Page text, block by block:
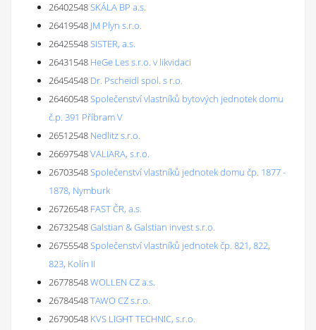
26402548SKÁLA BP a.s.
26419548 JM Plyn s.r.o.
26425548SISTER, a.s.
26431548 HeGe Les s.r.o. v likvidaci
26454548 Dr. Pscheidl spol. s r.o.
26460548Společenství vlastníků bytových jednotek domu
č.p. 391 Příbram V
26512548 Nedlitz s.r.o.
26697548VALIARA, s.r.o.
26703548Společenství vlastníků jednotek domu čp. 1877 -
1878, Nymburk
26726548 FAST ČR, a.s.
26732548Galstian & Galstian invest s.r.o.
26755548Společenství vlastníků jednotek čp. 821, 822,
823, Kolín II
26778548WOLLEN CZ a.s.
26784548TAWO CZ s.r.o.
26790548 KVS LIGHT TECHNIC, s.r.o.